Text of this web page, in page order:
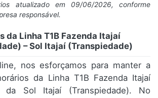
atualizado em 09/06/2026, conforme
responsável.
da Linha T1B Fazenda Itajaí
– Sol Itajaí (Transpiedade)
nos esforçamos para manter a
da Linha T1B Fazenda Itajaí
da Sol Itajaí (Transpiedade). No